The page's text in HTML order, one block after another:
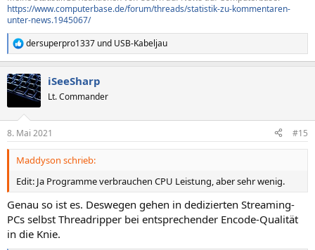
https://www.computerbase.de/forum/threads/statistik-zu-kommentaren-
unter-news.1945067/
R
e
k
t
e
n
dersuperpro1337 und USB-Kabeljau
iSeeSharp
Lt. Commander
8. Mai 2021 #15
Maddyson schrieb:
Edit: Ja Programme verbrauchen CPU Leistung, aber sehr wenig.
Genau so ist es. Deswegen gehen in dedizierten Streaming-
PCs selbst Threadripper bei entsprechender Encode-Qualität
in die Knie.